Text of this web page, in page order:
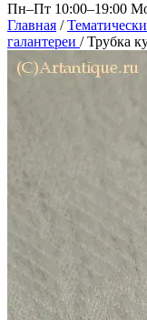
Пн–Пт 10:00–19:00
Главная /
галантереи / Трубка